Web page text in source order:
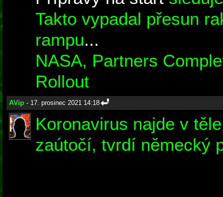
Takto vypadal přesun
rampu...
NASA, Partners
Rollout
AVip - 17. prosinec 2021 14:18
Koronavirus najde v
zaútočí, tvrdí německý